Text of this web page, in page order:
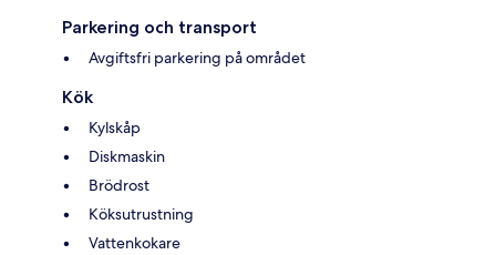
Parkering och transport
Avgiftsfri parkering på området
Kök
Kylskåp
Diskmaskin
Brödrost
Köksutrustning
Vattenkokare